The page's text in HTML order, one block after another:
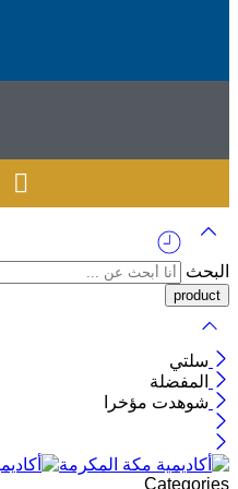
البحث
سلتي
المفضلة
شوهدت مؤخرا
Categories